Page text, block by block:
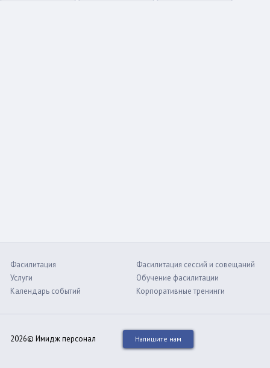
Фасилитация
Услуги
Календарь событий
Фасилитация сессий и совещаний
Обучение фасилитации
Корпоративные тренинги
2026© Имидж персонал Напишите нам